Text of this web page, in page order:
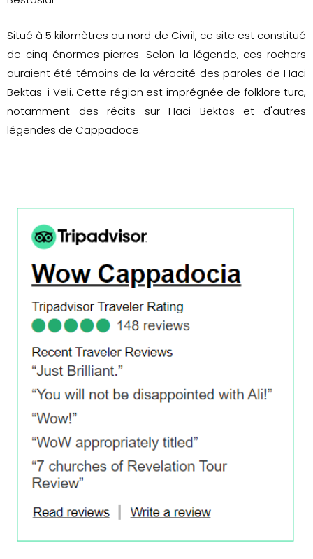
Situé à 5 kilomètres au nord de Civril, ce site est constitué
de cinq énormes pierres. Selon la légende, ces rochers
auraient été témoins de la véracité des paroles de Haci
Bektas-i Veli. Cette région est imprégnée de folklore turc,
notamment des récits sur Haci Bektas et d'autres
légendes de Cappadoce.